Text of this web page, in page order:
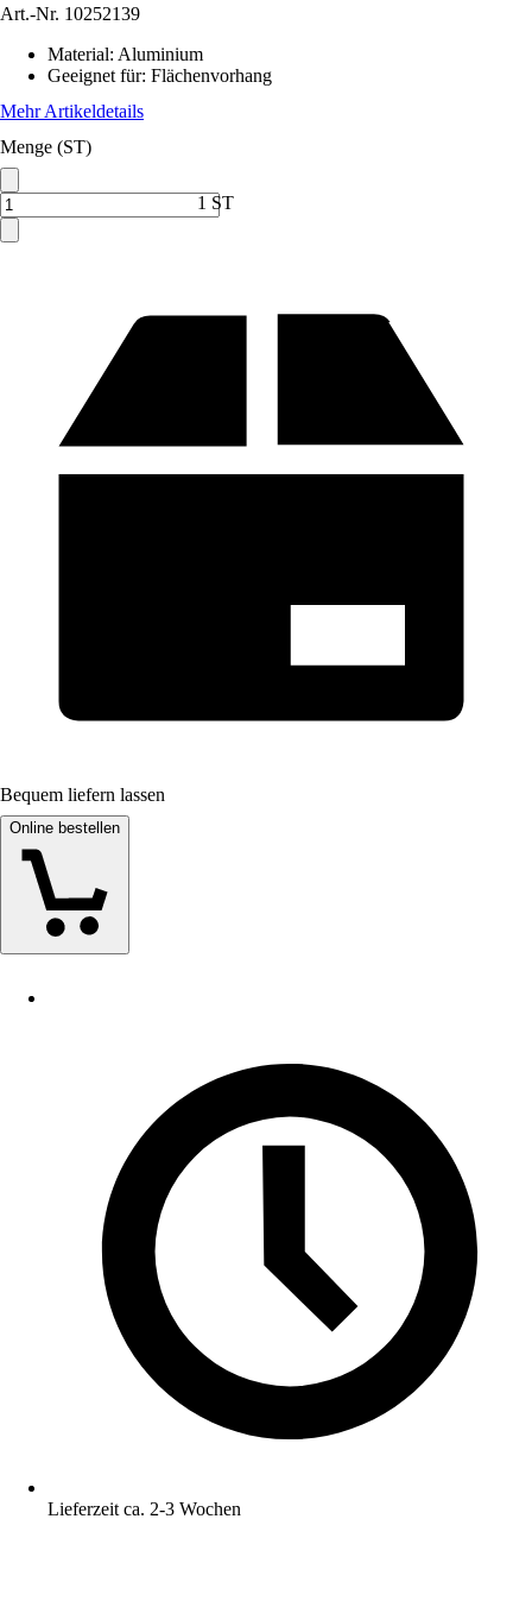
Art.-Nr. 10252139
Material: Aluminium
Geeignet für: Flächenvorhang
Mehr Artikeldetails
Menge (ST)
1 ST
Bequem liefern lassen
Online bestellen
Lieferzeit ca. 2-3 Wochen